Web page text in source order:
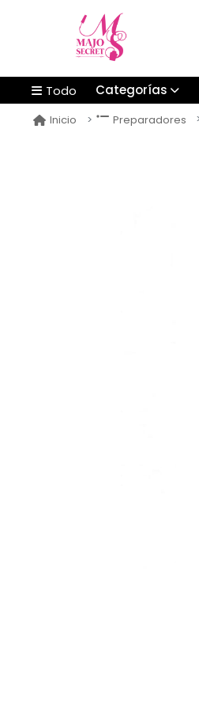
Todo Categorías
Inicio Preparadores